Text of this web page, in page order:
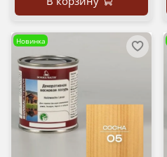
Новинка